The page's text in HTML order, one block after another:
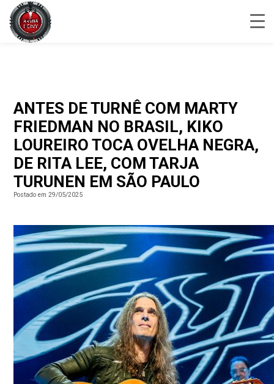
ANTES DE TURNÊ COM MARTY
FRIEDMAN NO BRASIL, KIKO
LOUREIRO TOCA OVELHA NEGRA,
DE RITA LEE, COM TARJA
TURUNEN EM SÃO PAULO
Postado em 29/05/2025